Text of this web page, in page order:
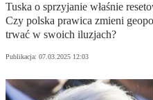
Tuska o sprzyjanie właśnie
Czy polska prawica zmieni
trwać w swoich iluzjach?
Publikacja: 07.03.2025 12:03